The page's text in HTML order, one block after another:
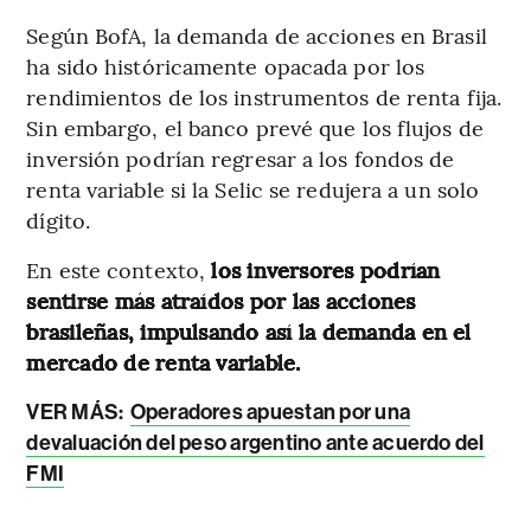
Según BofA, la demanda de acciones en Brasil
ha sido históricamente opacada por los
rendimientos de los instrumentos de renta fija.
Sin embargo, el banco prevé que los flujos de
inversión podrían regresar a los fondos de
renta variable si la Selic se redujera a un solo
dígito.
En este contexto, los inversores podrían
sentirse más atraídos por las acciones
brasileñas, impulsando así la demanda en el
mercado de renta variable.
VER MÁS: Operadores apuestan por una
devaluación del peso argentino ante acuerdo del
FMI